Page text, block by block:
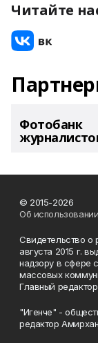
Читайте
Фотобанк
© 2015-2026
Об
Свидетельство
августа 2015 г.
надзору в сфере
массовых
Главный
"Игенче" -
редактор